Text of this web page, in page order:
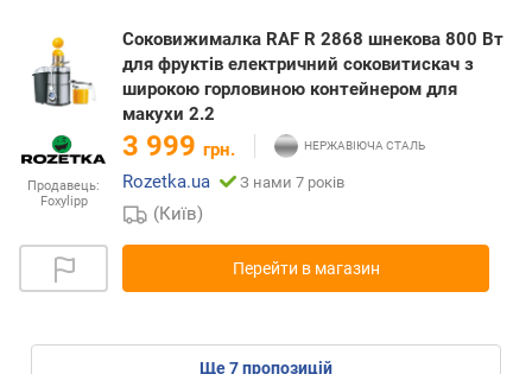
Продавець:
Foxylipp
Соковижималка RAF R 2868 шнекова 800 Вт
для фруктів електричний соковитискач з
широкою горловиною контейнером для
макухи 2.2
3 999 грн.
Rozetka.ua
З нами 7 років
(Київ)
Перейти в магазин
ще7пропозицій